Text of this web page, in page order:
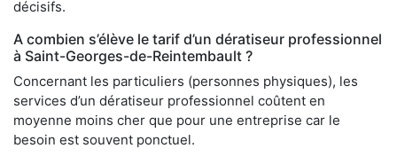
décisifs.
A combien s’élève le tarif d’un dératiseur professionnel
à Saint-Georges-de-Reintembault ?
Concernant les particuliers (personnes physiques), les
services d’un dératiseur professionnel coûtent en
moyenne moins cher que pour une entreprise car le
besoin est souvent ponctuel.